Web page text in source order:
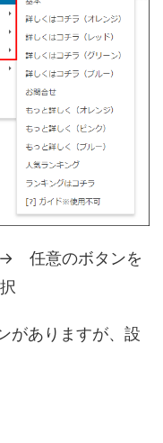
任意のボタンを
がありますが、設